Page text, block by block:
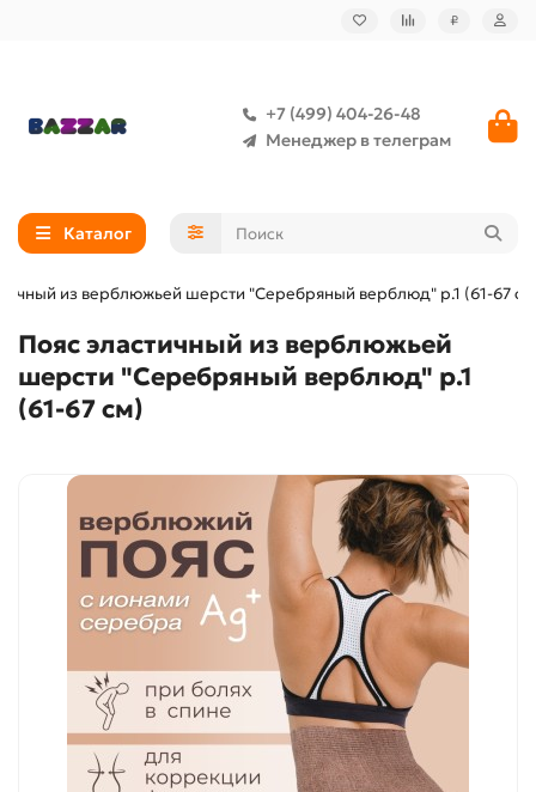
₽
+7 (499) 404-26-48
Менеджер в телеграм
Каталог
из верблюжьей шерсти "Серебряный верблюд" р.1 (61-67
Пояс эластичный из верблюжьей
шерсти "Серебряный верблюд" р.1
(61-67 см)